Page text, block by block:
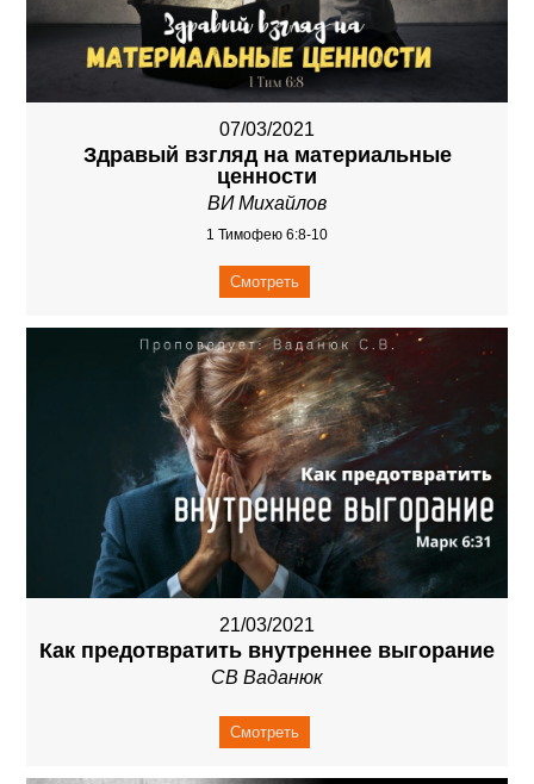
07/03/2021
Здравый взгляд на материальные
ценности
ВИ Михайлов
1 Тимофею 6:8-10
Смотреть
21/03/2021
Как предотвратить внутреннее выгорание
СВ Ваданюк
Смотреть